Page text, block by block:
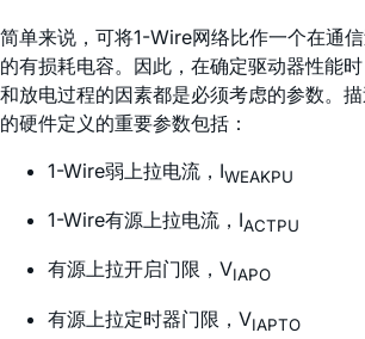
简单来说，可将1-Wire网络比作一个在通
的有损耗电容。因此，在确定驱动器性能
和放电过程的因素都是必须考虑的参数。
的硬件定义的重要参数包括：
1-Wire弱上拉电流，IWEAKPU
1-Wire有源上拉电流，IACTPU
有源上拉开启门限，VIAPO
有源上拉定时器门限，VIAPTO